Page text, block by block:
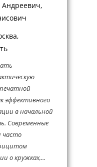
эффективного
в начальной
Современные
часто
о кружках,...